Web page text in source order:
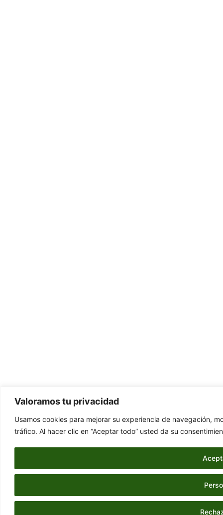
Valoramos tu privacidad
Usamos cookies para mejorar su experiencia de navegación,
tráfico. Al hacer clic en “Aceptar todo” usted da su